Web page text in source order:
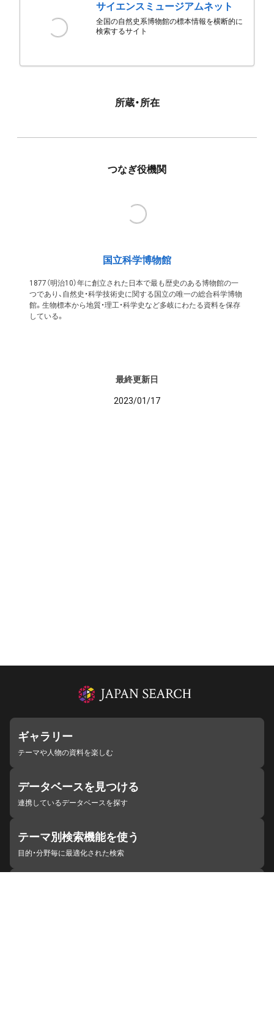
サイエンスミュージアムネット
全国の自然史系博物館の標本情報を横断的に
検索するサイト
所蔵・所在
つなぎ役機関
国立科学博物館
1877（明治10）年に創立された日本で最も歴史のある博物館の一
つであり、自然史・科学技術史に関する国立の唯一の総合科学博物
館。生物標本から地質・理工・科学史など多岐にわたる資料を保存
している。
最終更新日
2023/01/17
ギャラリー
テーマや人物の資料を楽しむ
データベースを見つける
連携しているデータベースを探す
テーマ別検索機能を使う
目的・分野毎に最適化された検索